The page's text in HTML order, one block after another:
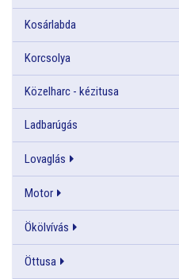
Kosárlabda
Korcsolya
Közelharc - kézitusa
Ladbarúgás
Lovaglás
Motor
Ökölvívás
Öttusa